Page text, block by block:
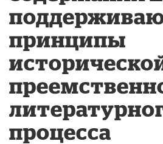
принципы
процесса